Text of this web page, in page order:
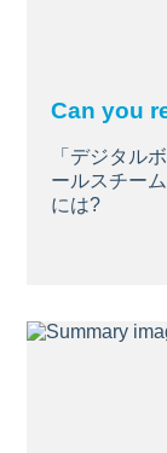
Can you
「デジタル
ールスチー
には?